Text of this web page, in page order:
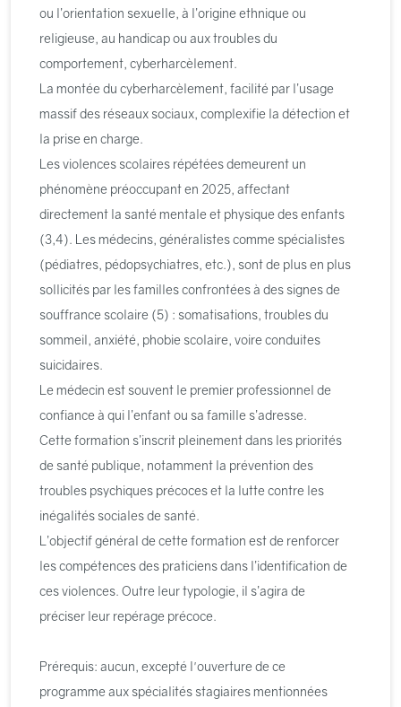
ou l’orientation sexuelle, à l’origine ethnique ou
religieuse, au handicap ou aux troubles du
comportement, cyberharcèlement.
La montée du cyberharcèlement, facilité par l’usage
massif des réseaux sociaux, complexifie la détection et
la prise en charge.
Les violences scolaires répétées demeurent un
phénomène préoccupant en 2025, affectant
directement la santé mentale et physique des enfants
(3,4). Les médecins, généralistes comme spécialistes
(pédiatres, pédopsychiatres, etc.), sont de plus en plus
sollicités par les familles confrontées à des signes de
souffrance scolaire (5) : somatisations, troubles du
sommeil, anxiété, phobie scolaire, voire conduites
suicidaires.
Le médecin est souvent le premier professionnel de
confiance à qui l’enfant ou sa famille s’adresse.
Cette formation s’inscrit pleinement dans les priorités
de santé publique, notamment la prévention des
troubles psychiques précoces et la lutte contre les
inégalités sociales de santé.
L’objectif général de cette formation est de renforcer
les compétences des praticiens dans l’identification de
ces violences. Outre leur typologie, il s’agira de
préciser leur repérage précoce.
Prérequis: aucun, excepté l'ouverture de ce
programme aux spécialités stagiaires mentionnées